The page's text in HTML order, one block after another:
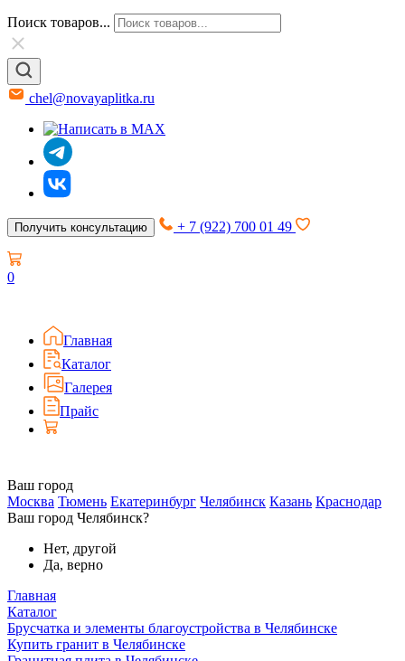
Поиск товаров...
chel@novayaplitka.ru
Получить консультацию + 7 (922) 700 01 49
0
Главная
Каталог
Галерея
Прайс
Ваш город
Москва Тюмень Екатеринбург Челябинск Казань Краснодар
Ваш город Челябинск?
Нет, другой
Да, верно
Главная
Каталог
Брусчатка и элементы благоустройства в Челябинске
Купить гранит в Челябинске